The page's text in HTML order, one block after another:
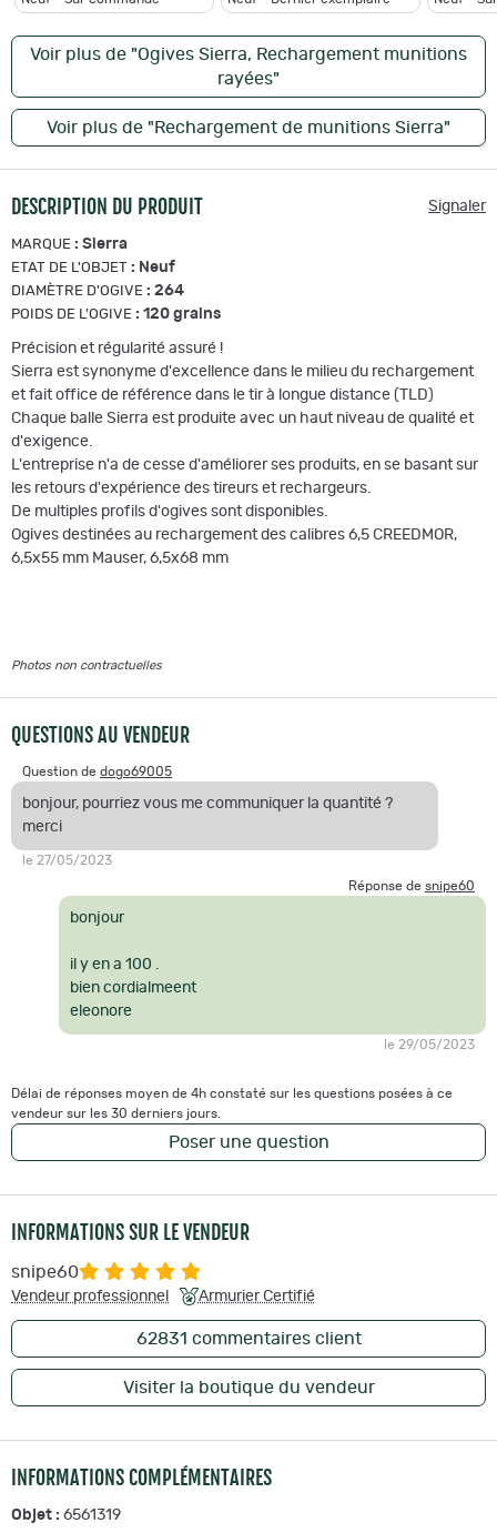
Voir plus de "Ogives Sierra, Rechargement munitions
rayées"
Voir plus de "Rechargement de munitions Sierra"
DESCRIPTION DU PRODUIT Signaler
MARQUE : Sierra
ETAT DE L'OBJET : Neuf
DIAMÈTRE D'OGIVE : 264
POIDS DE L'OGIVE : 120 grains
Précision et régularité assuré !
Sierra est synonyme d'excellence dans le milieu du rechargement
et fait office de référence dans le tir à longue distance (TLD)
Chaque balle Sierra est produite avec un haut niveau de qualité et
d'exigence.
L'entreprise n'a de cesse d'améliorer ses produits, en se basant sur
les retours d'expérience des tireurs et rechargeurs.
De multiples profils d'ogives sont disponibles.
Ogives destinées au rechargement des calibres 6,5 CREEDMOR,
6,5x55 mm Mauser, 6,5x68 mm
Photos non contractuelles
QUESTIONS AU VENDEUR
Question de dogo69005
bonjour, pourriez vous me communiquer la quantité ?
merci
le 27/05/2023
Réponse de snipe60
bonjour
il y en a 100 .
bien cordialmeent
eleonore
le 29/05/2023
Délai de réponses moyen de 4h constaté sur les questions posées à ce
vendeur sur les 30 derniers jours.
Poser une question
INFORMATIONS SUR LE VENDEUR
snipe60
Vendeur professionnel Armurier Certifié
62831 commentaires client
Visiter la boutique du vendeur
INFORMATIONS COMPLÉMENTAIRES
Objet : 6561319